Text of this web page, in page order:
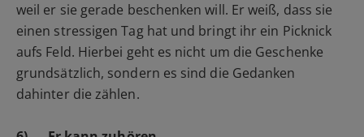
weil er sie gerade beschenken will. Er weiß, dass sie
einen stressigen Tag hat und bringt ihr ein Picknick
aufs Feld. Hierbei geht es nicht um die Geschenke
grundsätzlich, sondern es sind die Gedanken
dahinter die zählen.